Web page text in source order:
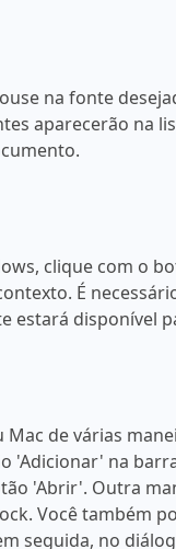
na fonte
aparecerão na
clique com o
É
estará disponível
de várias
'Adicionar' na
'Abrir'. Outra
Você também
seguida, no